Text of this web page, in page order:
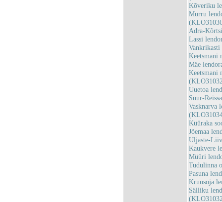
Kõveriku
Murru
Adra-
Lassi
Keetsmani
Mäe
Keetsmani
Uuetoa
Suur-
Vasknarva
Küüraka
Jõemaa
Uljaste-
Kaukvere
Müüri
Tudulinna
Pasuna
Kruusoja
Sälliku